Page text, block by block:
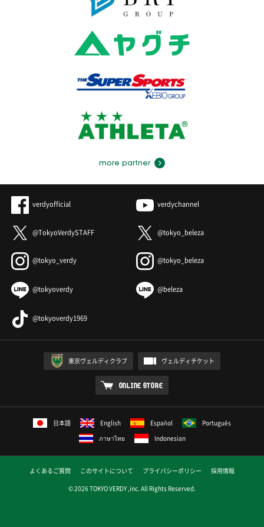
more partner
verdyofficial verdychannel
@TokyoVerdySTAFF @tokyo_beleza
@tokyo_verdy @tokyo_beleza
@tokyoverdy @beleza
@tokyoverdy1969
東京ヴェルディクラブ ヴェルディチケット
ONLINE STORE
日本語 English Español
Português
ภาษาไทย
Indonesian
よくあるご質問 このサイトについて プライバシーポリシー
採用情報
© 2026 TOKYO VERDY ,inc. All Rights Reserved.